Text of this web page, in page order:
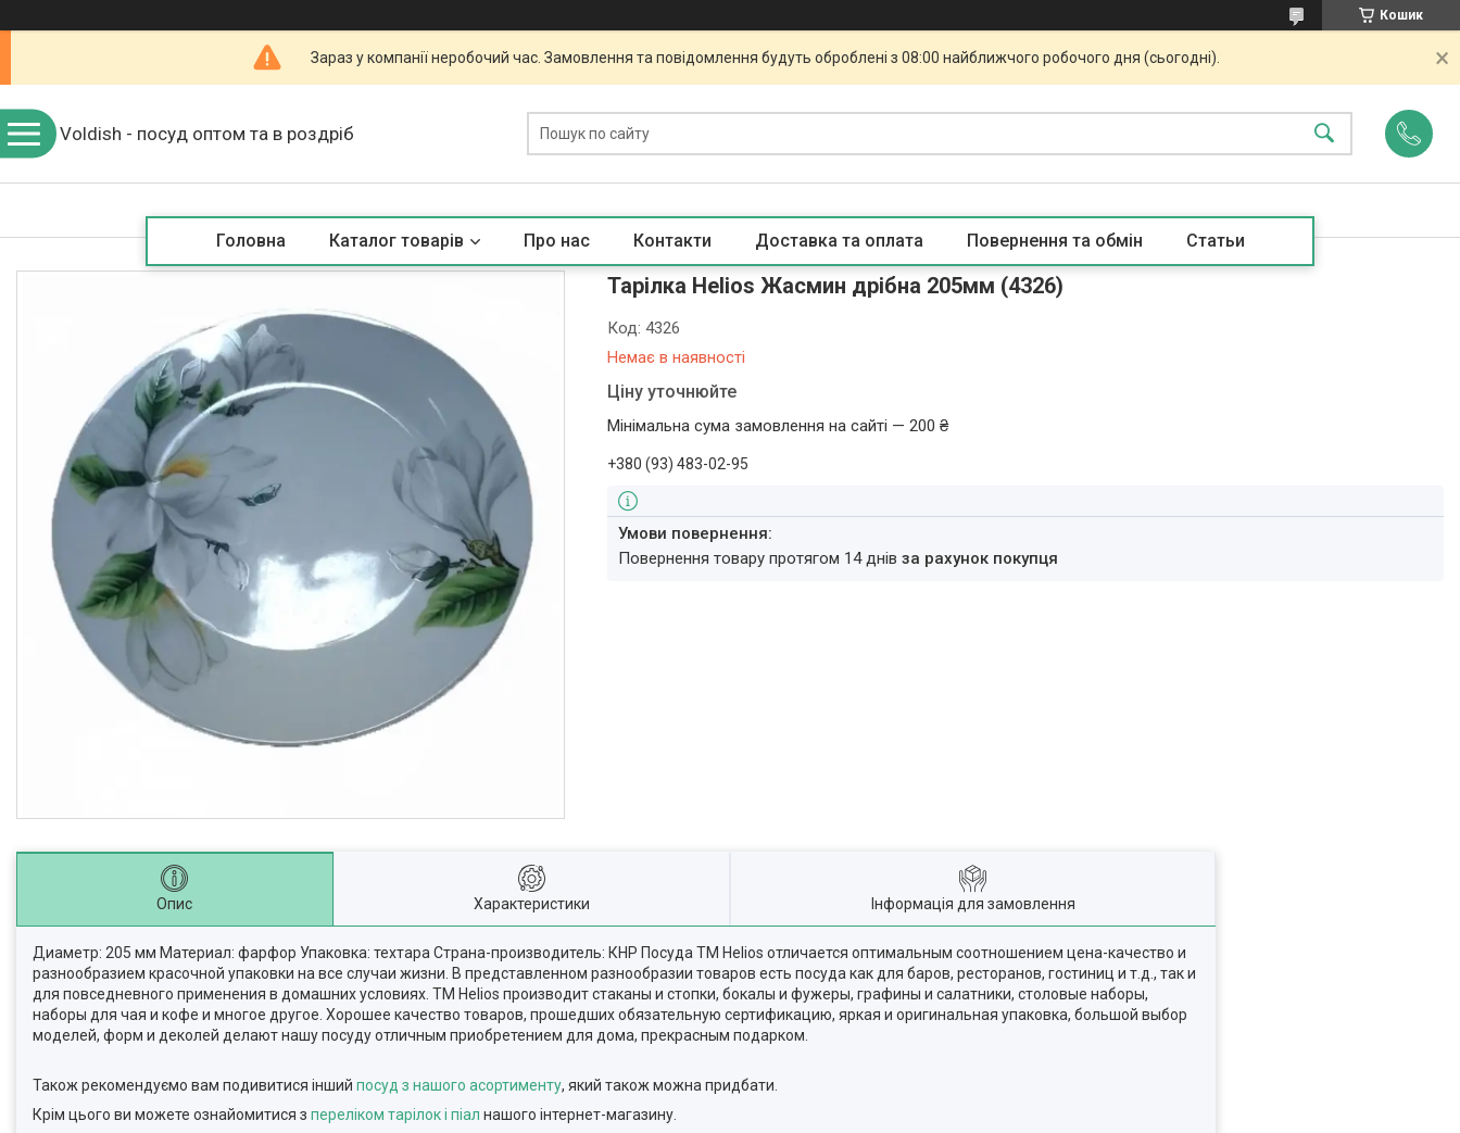
Кошик
Зараз у компанії неробочий час. Замовлення та повідомлення будуть оброблені з 08:00 найближчого робочого дня (сьогодні).
Voldish - посуд оптом та в роздріб
Головна Каталог товарів Про нас Контакти Доставка та оплата Повернення та обмін Статьи
Тарілка Helios Жасмин дрібна 205мм (4326)
Немає в наявності
Код:4326
Ціну уточнюйте
Мінімальна сума замовлення на сайті — 200 ₴
+380 (93) 483-02-95
повернення товару протягом 14 днівза рахунок покупця
Опис Характеристики Інформація для замовлення
Диаметр: 205 мм Материал: фарфор Упаковка: техтара Страна-производитель: КНР Посуда TM Helios отличается оптимальным соотношением цена-качество и
разнообразием красочной упаковки на все случаи жизни. В представленном разнообразии товаров есть посуда как для баров, ресторанов, гостиниц и т.д., так и
для повседневного применения в домашних условиях. TM Helios производит стаканы и стопки, бокалы и фужеры, графины и салатники, столовые наборы,
наборы для чая и кофе и многое другое. Хорошее качество товаров, прошедших обязательную сертификацию, яркая и оригинальная упаковка, большой выбор
моделей, форм и деколей делают нашу посуду отличным приобретением для дома, прекрасным подарком.
Також рекомендуємо вам подивитися інший посуд з нашого асортименту, який також можна придбати.
Крім цього ви можете ознайомитися з переліком тарілок і піал нашого інтернет-магазину.